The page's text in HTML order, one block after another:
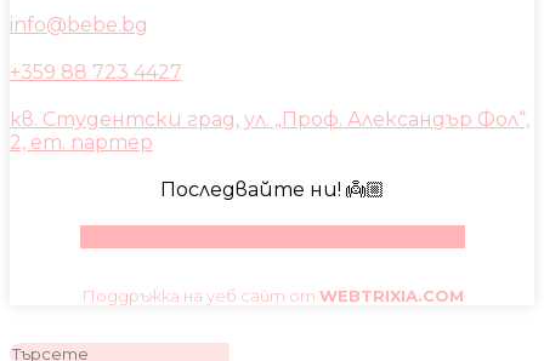
info@bebe.bg
+359 88 723 4427
кв. Студентски град, ул. „Проф. Александър Фол“,
2, ет. партер
Последвайте ни! 👼🏼
Поддръжка на уеб сайт от WEBTRIXIA.COM